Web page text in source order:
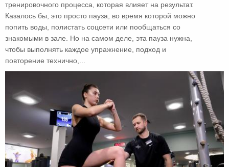
тренировочного процесса, которая влияет на результат.
Казалось бы, это просто пауза, во время которой можно
попить воды, полистать соцсети или пообщаться со
знакомыми в зале. Но на самом деле, эта пауза нужна,
чтобы выполнять каждое упражнение, подход и
повторение технично,...